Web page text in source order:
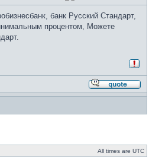
банк Русский Стандарт,
процентом, Можете
All times are UTC